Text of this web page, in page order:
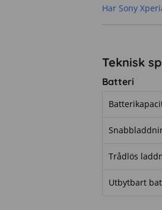
Har Sony
Teknisk
Batteri
Trådlös
Utbytbart